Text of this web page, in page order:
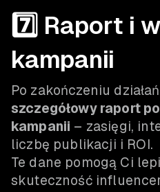
7️⃣ Raport i
kampanii
Po zakończeniu
szczegółowy raport
kampanii – zasięgi,
liczbę publikacji i ROI.
Te dane pomogą Ci
skuteczność